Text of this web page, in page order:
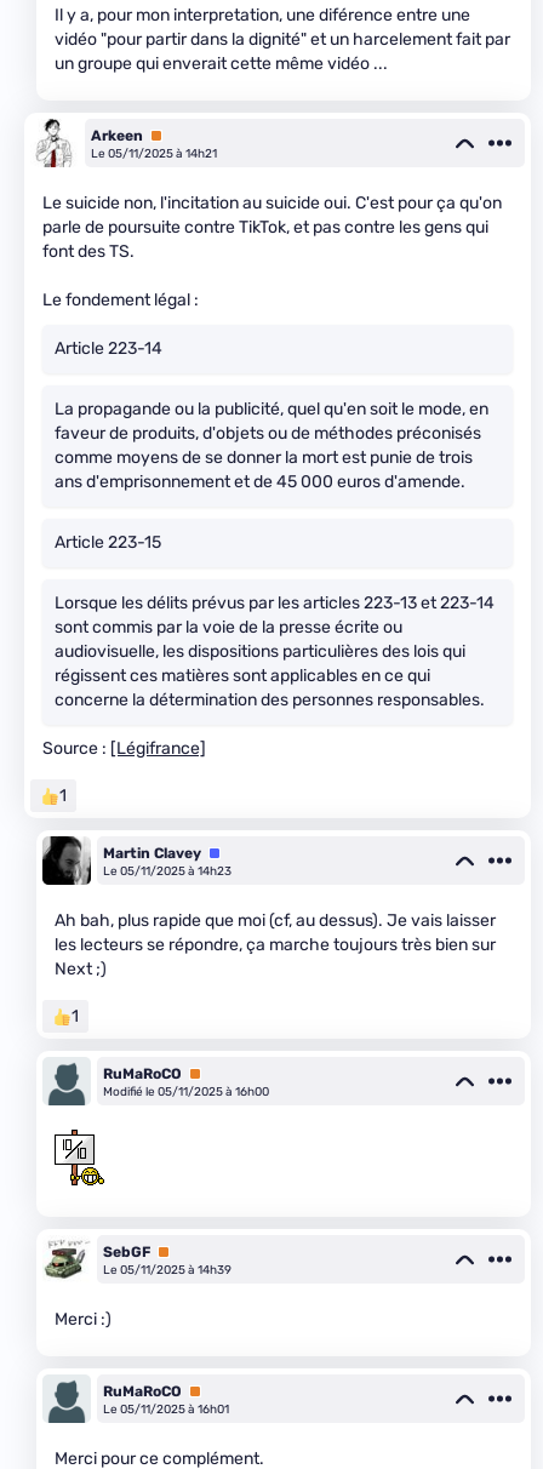
Il y a, pour mon interpretation, une diférence entre une
vidéo "pour partir dans la dignité" et un harcelement fait par
un groupe qui enverait cette même vidéo ...
Arkeen
Premium
Le 05/11/2025 à 14h21
Le suicide non, l'incitation au suicide oui. C'est pour ça qu'on
parle de poursuite contre TikTok, et pas contre les gens qui
font des TS.
Le fondement légal :
Article 223-14
La propagande ou la publicité, quel qu'en soit le mode, en
faveur de produits, d'objets ou de méthodes préconisés
comme moyens de se donner la mort est punie de trois
ans d'emprisonnement et de 45 000 euros d'amende.
Article 223-15
Lorsque les délits prévus par les articles 223-13 et 223-14
sont commis par la voie de la presse écrite ou
audiovisuelle, les dispositions particulières des lois qui
régissent ces matières sont applicables en ce qui
concerne la détermination des personnes responsables.
Source : [Légifrance]
1
Martin Clavey Équipe
Le 05/11/2025 à 14h23
Ah bah, plus rapide que moi (cf, au dessus). Je vais laisser
les lecteurs se répondre, ça marche toujours très bien sur
Next ;)
1
RuMaRoCO
Premium
Modifié le 05/11/2025 à 16h00
SebGF Premium
Le 05/11/2025 à 14h39
Merci :)
RuMaRoCO
Premium
Le 05/11/2025 à 16h01
Merci pour ce complément.